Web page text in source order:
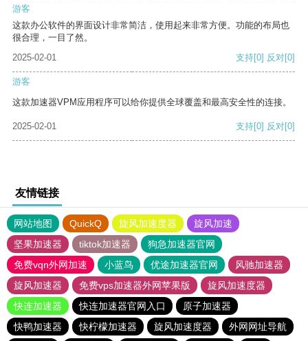
游客
这款办公软件的界面设计非常简洁，使用起来非常方便。功能的布局也
很合理，一目了然。
2025-02-01
支持[0] 反对[0]
游客
这款加速器VPM应用程序可以给你提供全球覆盖和最高安全性的连接。
2025-02-01 支持[0] 反对[0]
友情链接
网站地图 QuickQ 旋风加速度器
旋风加速
坚果加速器
tiktok加速器
狗急加速器官网
免费vqn外网加速
小蓝鸟 优途加速器官网
风驰加速器
旋风加速器
免费vps加速器外网苹果版
旋风加速度器
快连加速器
快连加速器官网入口
原子加速器
快鸭加速器
快柠檬加速器 旋风加速度器
外网网址导航